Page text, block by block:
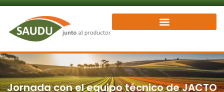
Ir
contenido
Jornada con el equipo técnico de JACTO